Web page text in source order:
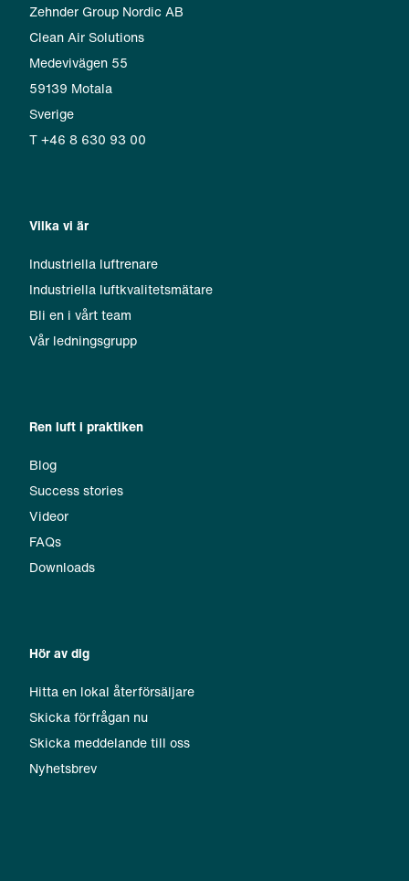
Zehnder Group Nordic AB
Clean Air Solutions
Medevivägen 55
59139 Motala
Sverige
T +46 8 630 93 00
Vilka vi är
Industriella luftrenare
Industriella luftkvalitetsmätare
Bli en i vårt team
Vår ledningsgrupp
Ren luft i praktiken
Blog
Success stories
Videor
FAQs
Downloads
Hör av dig
Hitta en lokal återförsäljare
Skicka förfrågan nu
Skicka meddelande till oss
Nyhetsbrev